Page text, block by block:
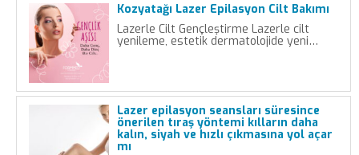
Kozyatağı Lazer Epilasyon Cilt Bakımı
Lazerle Cilt Gençleştirme Lazerle cilt
yenileme, estetik dermatolojide yeni…
Lazer epilasyon seansları süresince
önerilen tıraş yöntemi kılların daha
kalın, siyah ve hızlı çıkmasına yol açar
mı